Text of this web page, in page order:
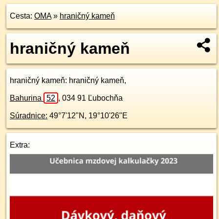
Cesta: OMA» hraničný kameň
hraničný kameň
hraničný kameň: hraničný kameň,
Bahurina 52 , 034 91 Ľubochňa
Súradnice: 49°7'12"N , 19°10'26"E
Extra: